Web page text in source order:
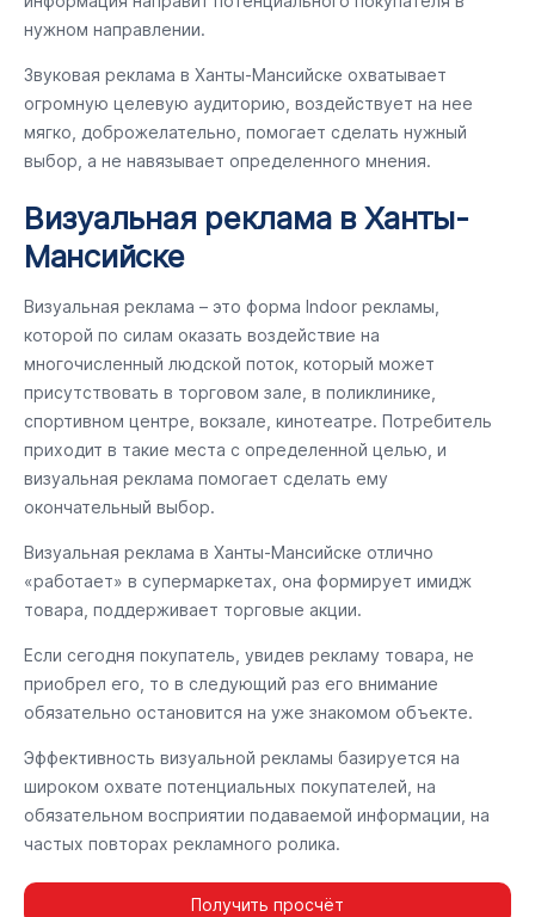
нужном направлении.
Звуковая реклама в Ханты-Мансийске охватывает
огромную целевую аудиторию, воздействует на нее
мягко, доброжелательно, помогает сделать нужный
выбор, а не навязывает определенного мнения.
Визуальная реклама в Ханты-
Мансийске
Визуальная реклама – это форма Indoor рекламы,
которой по силам оказать воздействие на
многочисленный людской поток, который может
присутствовать в торговом зале, в поликлинике,
спортивном центре, вокзале, кинотеатре. Потребитель
приходит в такие места с определенной целью, и
визуальная реклама помогает сделать ему
окончательный выбор.
Визуальная реклама в Ханты-Мансийске отлично
«работает» в супермаркетах, она формирует имидж
товара, поддерживает торговые акции.
Если сегодня покупатель, увидев рекламу товара, не
приобрел его, то в следующий раз его внимание
обязательно остановится на уже знакомом объекте.
Эффективность визуальной рекламы базируется на
широком охвате потенциальных покупателей, на
обязательном восприятии подаваемой информации, на
частых повторах рекламного ролика.
Получить просчёт